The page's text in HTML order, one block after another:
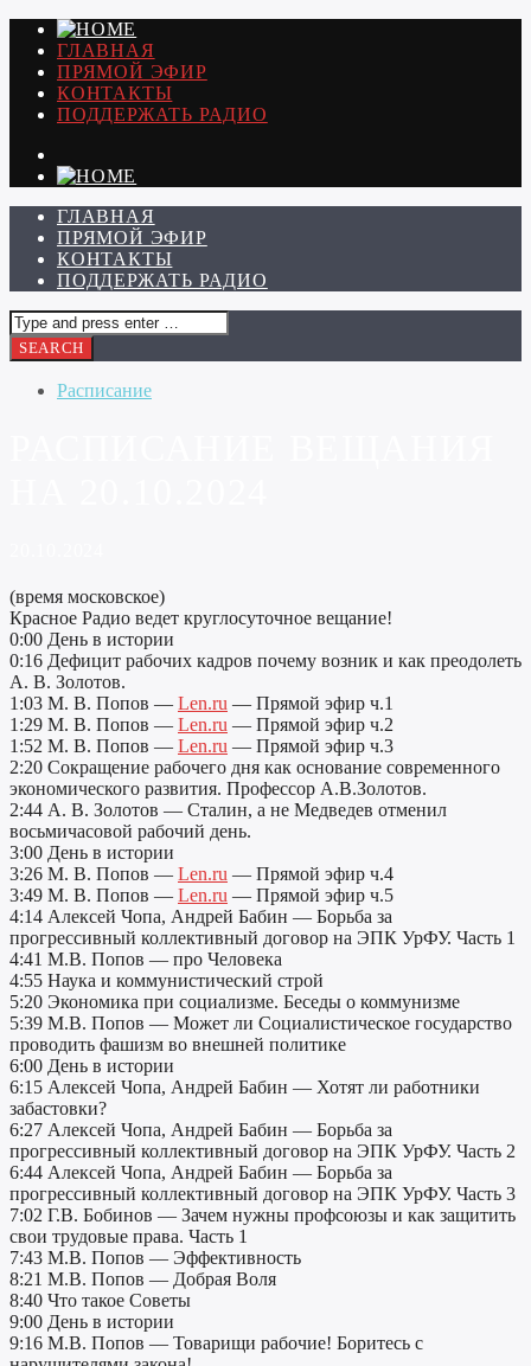
ГЛАВНАЯ
ПРЯМОЙ ЭФИР
КОНТАКТЫ
ПОДДЕРЖАТЬ РАДИО
ГЛАВНАЯ
ПРЯМОЙ ЭФИР
КОНТАКТЫ
ПОДДЕРЖАТЬ РАДИО
Расписание
(время московское)
Красное Радио ведет круглосуточное вещание!
0:00 День в истории
0:16 Дефицит рабочих кадров почему возник и как преодолеть
А. В. Золотов.
1:03 М. В. Попов — Len.ru — Прямой эфир ч.1
1:29 М. В. Попов — Len.ru — Прямой эфир ч.2
1:52 М. В. Попов — Len.ru — Прямой эфир ч.3
2:20 Сокращение рабочего дня как основание современного
экономического развития. Профессор А.В.Золотов.
2:44 А. В. Золотов — Сталин, а не Медведев отменил
восьмичасовой рабочий день.
3:00 День в истории
3:26 М. В. Попов — Len.ru — Прямой эфир ч.4
3:49 М. В. Попов — Len.ru — Прямой эфир ч.5
4:14 Алексей Чопа, Андрей Бабин — Борьба за
прогрессивный коллективный договор на ЭПК УрФУ. Часть 1
4:41 М.В. Попов — про Человека
4:55 Наука и коммунистический строй
5:20 Экономика при социализме. Беседы о коммунизме
5:39 М.В. Попов — Может ли Социалистическое государство
проводить фашизм во внешней политике
6:00 День в истории
6:15 Алексей Чопа, Андрей Бабин — Хотят ли работники
забастовки?
6:27 Алексей Чопа, Андрей Бабин — Борьба за
прогрессивный коллективный договор на ЭПК УрФУ. Часть 2
6:44 Алексей Чопа, Андрей Бабин — Борьба за
прогрессивный коллективный договор на ЭПК УрФУ. Часть 3
7:02 Г.В. Бобинов — Зачем нужны профсоюзы и как защитить
свои трудовые права. Часть 1
7:43 М.В. Попов — Эффективность
8:21 М.В. Попов — Добрая Воля
8:40 Что такое Советы
9:00 День в истории
9:16 М.В. Попов — Товарищи рабочие! Боритесь с